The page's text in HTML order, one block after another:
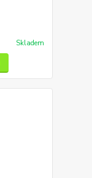
Skladem